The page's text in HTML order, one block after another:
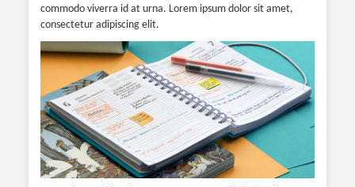
commodo viverra id at urna. Lorem ipsum dolor sit amet,
consectetur adipiscing elit.